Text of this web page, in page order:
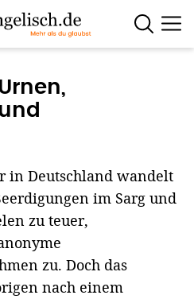
in Deutschland wandelt
im Sarg und
zu teuer,
zu. Doch das
nach einem